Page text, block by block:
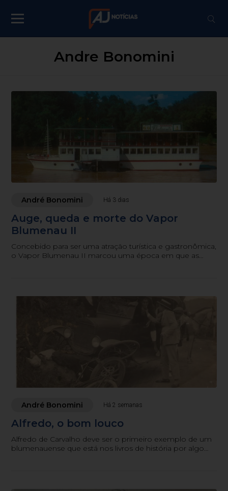
Andre Bonomini
André Bonomini Há 3 dias
Auge, queda e morte do Vapor
Blumenau II
Concebido para ser uma atração turística e gastronômica,
o Vapor Blumenau II marcou uma época em que as
André Bonomini Há 2 semanas
Alfredo, o bom louco
Alfredo de Carvalho deve ser o primeiro exemplo de um
blumenauense que está nos livros de história por algo